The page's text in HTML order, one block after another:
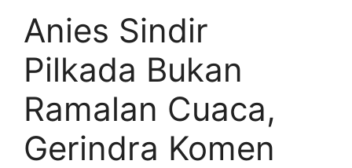
Anies Sindir
Pilkada Bukan
Ramalan Cuaca,
Gerindra Komen